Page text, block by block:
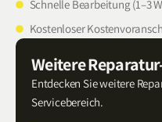
Schnelle Bearbeitung (1–3
Kostenloser
Weitere
Entdecken Sie weitere
Servicebereich.